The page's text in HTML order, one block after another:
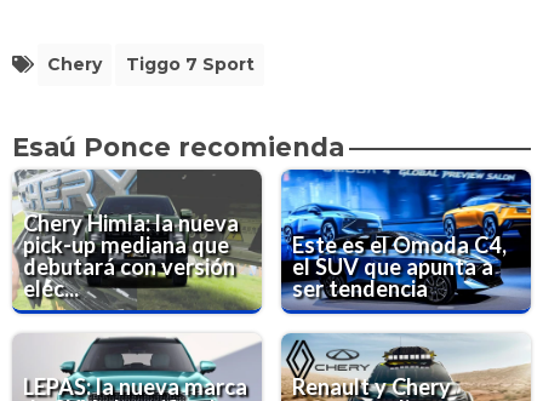
Chery Tiggo 7 Sport
Esaú Ponce recomienda
Chery Himla: la nueva
pick-up mediana que
debutará con versión
eléc...
Este es el Omoda C4,
el SUV que apunta a
ser tendencia
LEPAS: la nueva marca
Renault y Chery